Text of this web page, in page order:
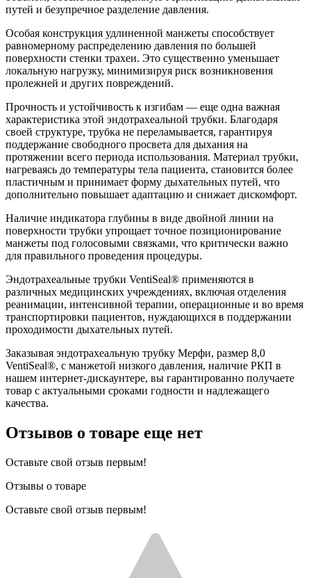
путей и безупречное разделение давления.
Особая конструкция удлиненной манжеты способствует
равномерному распределению давления по большей
поверхности стенки трахеи. Это существенно уменьшает
локальную нагрузку, минимизируя риск возникновения
пролежней и других повреждений.
Прочность и устойчивость к изгибам — еще одна важная
характеристика этой эндотрахеальной трубки. Благодаря
своей структуре, трубка не переламывается, гарантируя
поддержание свободного просвета для дыхания на
протяжении всего периода использования. Материал трубки,
нагреваясь до температуры тела пациента, становится более
пластичным и принимает форму дыхательных путей, что
дополнительно повышает адаптацию и снижает дискомфорт.
Наличие индикатора глубины в виде двойной линии на
поверхности трубки упрощает точное позиционирование
манжеты под голосовыми связками, что критически важно
для правильного проведения процедуры.
Эндотрахеальные трубки VentiSeal® применяются в
различных медицинских учреждениях, включая отделения
реанимации, интенсивной терапии, операционные и во время
транспортировки пациентов, нуждающихся в поддержании
проходимости дыхательных путей.
Заказывая эндотрахеальную трубку Мерфи, размер 8,0
VentiSeal®, с манжетой низкого давления, наличие РКП в
нашем интернет-дискаунтере, вы гарантированно получаете
товар с актуальными сроками годности и надлежащего
качества.
Отзывов о товаре еще нет
Оставьте свой отзыв первым!
Отзывы о товаре
Оставьте свой отзыв первым!